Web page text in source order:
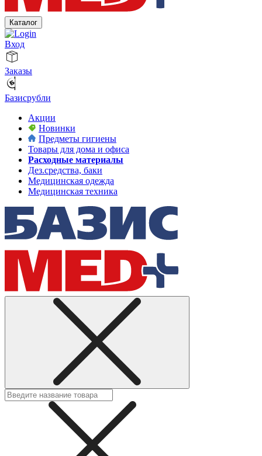
Каталог
Вход
Заказы
Базисрубли
Акции
Новинки
Предметы гигиены
Товары для дома и офиса
Расходные материалы
Дез.средства, баки
Медицинская одежда
Медицинская техника